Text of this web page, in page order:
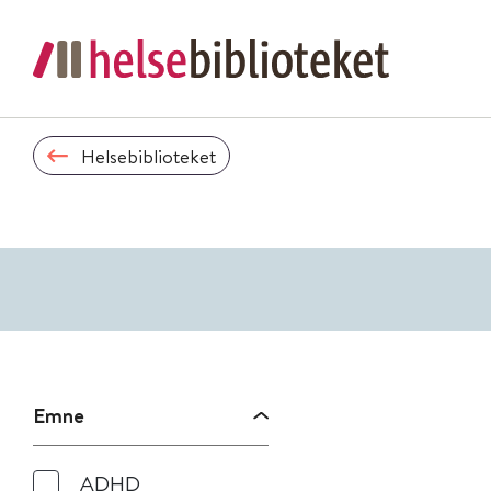
Helsebiblioteket
Emne
ADHD